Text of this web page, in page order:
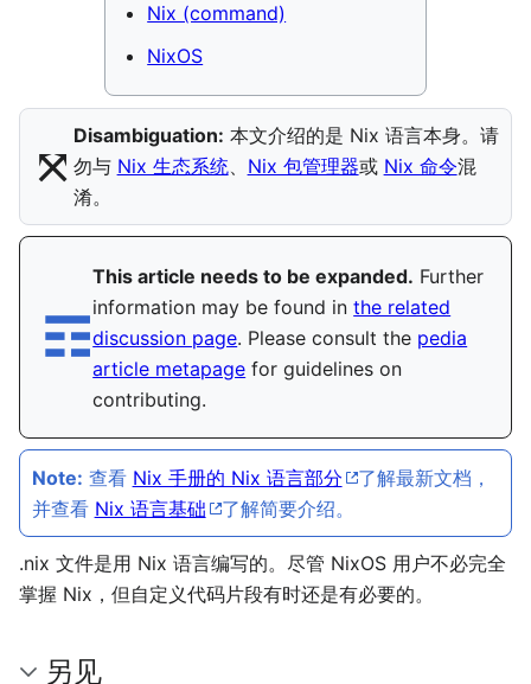
Nix (command)
NixOS
⤧︎
Disambiguation: 本文介绍的是 Nix 语言本身。请
勿与 Nix 生态系统、 Nix 包管理器或 Nix 命令混
淆。
☶︎
This article needs to be expanded. Further
information may be found inthe related
discussion page. Please consult the pedia
article metapage for guidelines on
contributing.
Note: 查看 Nix 手册的 Nix 语言部分
了解最新文档，
并查看 Nix 语言基础 了解简要介绍。
.nix 文件是用 Nix 语言编写的。尽管 NixOS 用户不必完全
掌握 Nix，但自定义代码片段有时还是有必要的。
另见